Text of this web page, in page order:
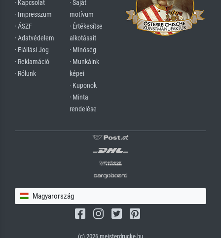
· Kapcsolat
· Impresszum
· ÁSZF
· Adatvédelem
· Elállási Jog
· Reklamáció
· Rólunk
· Saját
motívum
· Értékesítse
alkotásait
· Minőség
· Munkáink
képei
· Kuponok
· Minta
rendelése
Magyarország
(c) 2026 meisterdrucke.hu